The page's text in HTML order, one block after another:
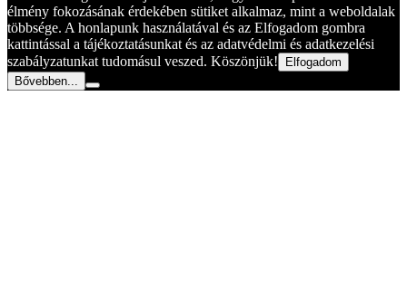
élmény fokozásának érdekében sütiket alkalmaz, mint a weboldalak
többsége. A honlapunk használatával és az Elfogadom gombra
kattintással a tájékoztatásunkat és az adatvédelmi és adatkezelési
szabályzatunkat tudomásul veszed. Köszönjük!
Elfogadom
Bővebben...